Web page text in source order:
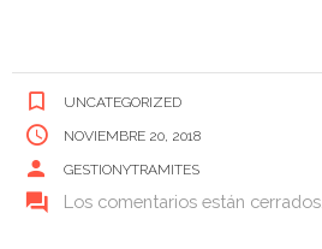
UNCATEGORIZED
NOVIEMBRE 20, 2018
GESTIONYTRAMITES
Los comentarios están cerrados.